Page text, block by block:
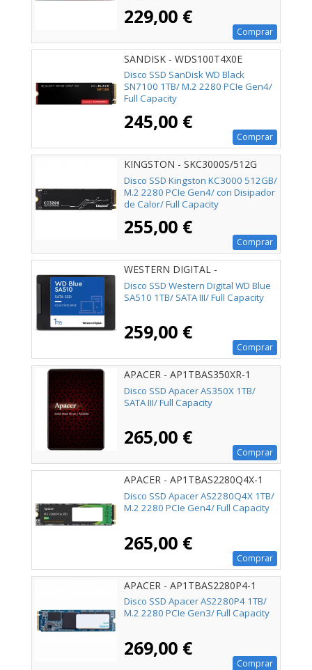
229,00 €
Comprar
SANDISK - WDS100T4X0E
Disco SSD SanDisk WD Black
SN7100 1TB/ M.2 2280 PCIe Gen4/
Full Capacity
245,00 €
Comprar
KINGSTON - SKC3000S/512G
Disco SSD Kingston KC3000 512GB/
M.2 2280 PCIe Gen4/ con Disipador
de Calor/ Full Capacity
255,00 €
Comprar
WESTERN DIGITAL -
WDS100T3B0A
Disco SSD Western Digital WD Blue
SA510 1TB/ SATA III/ Full Capacity
259,00 €
Comprar
APACER - AP1TBAS350XR-1
Disco SSD Apacer AS350X 1TB/
SATA III/ Full Capacity
265,00 €
Comprar
APACER - AP1TBAS2280Q4X-1
Disco SSD Apacer AS2280Q4X 1TB/
M.2 2280 PCIe Gen4/ Full Capacity
265,00 €
Comprar
APACER - AP1TBAS2280P4-1
Disco SSD Apacer AS2280P4 1TB/
M.2 2280 PCIe Gen3/ Full Capacity
269,00 €
Comprar